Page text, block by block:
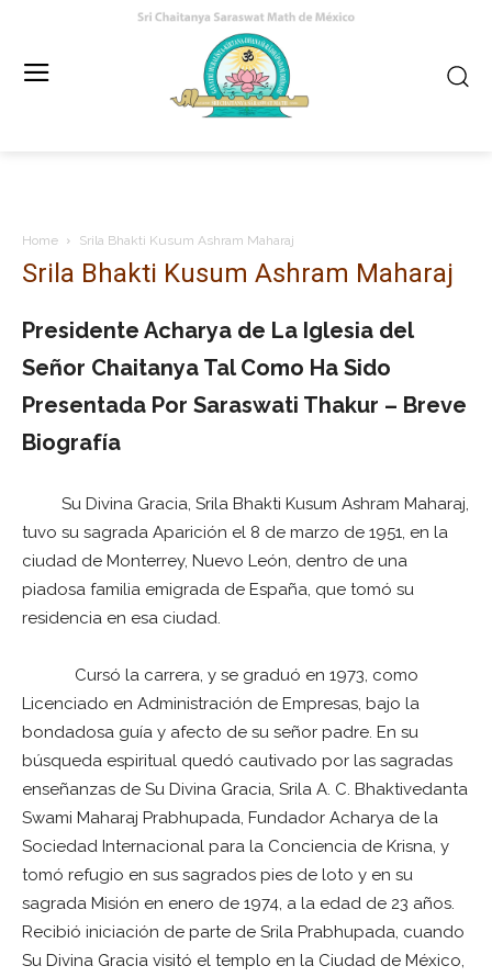
Home Srila Bhakti Kusum Ashram Maharaj
Srila Bhakti Kusum Ashram Maharaj
Presidente Acharya de La Iglesia del
Señor Chaitanya Tal Como Ha Sido
Presentada Por Saraswati Thakur – Breve
Biografía
Su Divina Gracia, Srila Bhakti Kusum Ashram Maharaj,
tuvo su sagrada Aparición el 8 de marzo de 1951, en la
ciudad de Monterrey, Nuevo León, dentro de una
piadosa familia emigrada de España, que tomó su
residencia en esa ciudad.
Cursó la carrera, y se graduó en 1973, como
Licenciado en Administración de Empresas, bajo la
bondadosa guía y afecto de su señor padre. En su
búsqueda espiritual quedó cautivado por las sagradas
enseñanzas de Su Divina Gracia, Srila A. C. Bhaktivedanta
Swami Maharaj Prabhupada, Fundador Acharya de la
Sociedad Internacional para la Conciencia de Krisna, y
tomó refugio en sus sagrados pies de loto y en su
sagrada Misión en enero de 1974, a la edad de 23 años.
Recibió iniciación de parte de Srila Prabhupada, cuando
Su Divina Gracia visitó el templo en la Ciudad de México,